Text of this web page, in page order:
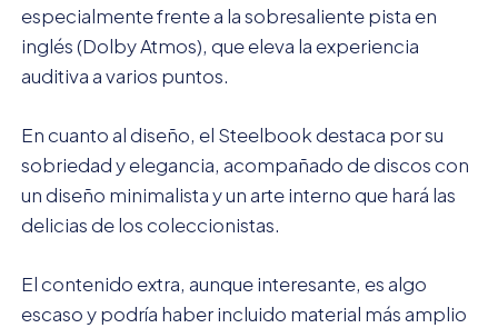
especialmente frente a la sobresaliente pista en
inglés (Dolby Atmos), que eleva la experiencia
auditiva a varios puntos.
En cuanto al diseño, el Steelbook destaca por su
sobriedad y elegancia, acompañado de discos con
un diseño minimalista y un arte interno que hará las
delicias de los coleccionistas.
El contenido extra, aunque interesante, es algo
escaso y podría haber incluido material más amplio